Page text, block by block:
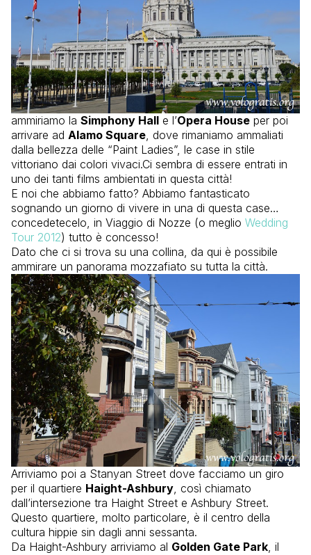
ammiriamo la Simphony Hall e l’Opera House per poi
arrivare ad Alamo Square, dove rimaniamo ammaliati
dalla bellezza delle “Paint Ladies”, le case in stile
vittoriano dai colori vivaci.Ci sembra di essere entrati in
uno dei tanti films ambientati in questa città!
E noi che abbiamo fatto? Abbiamo fantasticato
sognando un giorno di vivere in una di questa case…
concedetecelo, in Viaggio di Nozze (o meglio Wedding
Tour 2012) tutto è concesso!
Dato che ci si trova su una collina, da qui è possibile
ammirare un panorama mozzafiato su tutta la città.
Arriviamo poi a Stanyan Street dove facciamo un giro
per il quartiere Haight-Ashbury , così chiamato
dall’intersezione tra Haight Street e Ashbury Street.
Questo quartiere, molto particolare, è il centro della
cultura hippie sin dagli anni sessanta.
Da Haight-Ashbury arriviamo al Golden Gate Park , il